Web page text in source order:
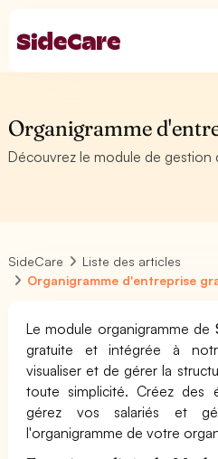
Organigramme
Découvrez le module de gestion
SideCare
Liste des articles
Organigramme d'entreprise
Le module organigramme de
gratuite et intégrée à
visualiser et de gérer la
toute simplicité. Créez des
gérez vos salariés et
l'organigramme de votre